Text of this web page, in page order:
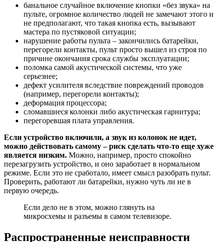
банальное случайное включение кнопки «без звука» на
пульте, огромное количество людей не замечают этого и
не предполагают, что такая кнопка есть, вызывают
мастера по пустяковой ситуации;
нарушение работы пульта – закончились батарейки,
перегорели контакты, пульт просто вышел из строя по
причине окончания срока службы эксплуатации;
поломка самой акустической системы, что уже
серьезнее;
дефект усилителя вследствие повреждений проводов
(например, перегорели контакты);
деформация процессора;
сломавшиеся колонки либо акустическая гарнитура;
перегоревшая плата управления.
Если устройство включили, а звук из колонок не идет,
можно действовать самому – риск сделать что-то еще хуже
является низким. Можно, например, просто спокойно
перезагрузить устройство, и оно заработает в нормальном
режиме. Если это не сработало, имеет смысл разобрать пульт.
Проверить, работают ли батарейки, нужно чуть ли не в
первую очередь.
Если дело не в этом, можно глянуть на
микросхемы и разъемы в самом телевизоре.
Распространенные неисправности